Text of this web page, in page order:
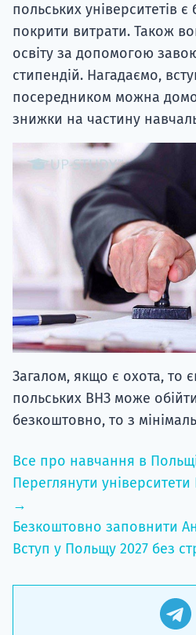
польських університетів є
покрити витрати. Також
освіту за допомогою
стипендій. Нагадаємо,
посередником можна
знижки на частину
Загалом, якщо є охота, то
польських ВНЗ може
безкоштовно, то з
Все про навчання в
Переглянути
→
Безкоштовно заповнити
Вступ у Польщу 2027 без